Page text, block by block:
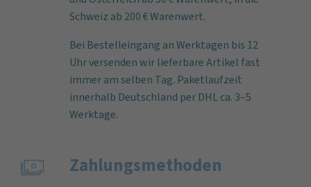
Schweiz ab 200 € Warenwert.
Bei Bestelleingang an Werktagen bis 12
Uhr versenden wir lieferbare Artikel fast
immer am selben Tag. Paketlaufzeit
innerhalb Deutschland per DHL ca. 3–5
Werktage.
Zahlungs­methoden